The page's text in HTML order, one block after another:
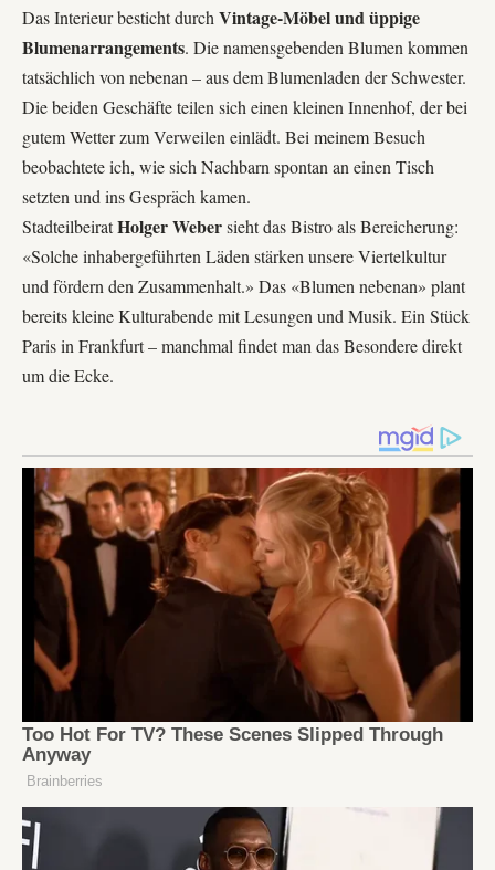
Das Interieur besticht durch Vintage-Möbel und üppige
Blumenarrangements. Die namensgebenden Blumen kommen
tatsächlich von nebenan – aus dem Blumenladen der Schwester.
Die beiden Geschäfte teilen sich einen kleinen Innenhof, der bei
gutem Wetter zum Verweilen einlädt. Bei meinem Besuch
beobachtete ich, wie sich Nachbarn spontan an einen Tisch
setzten und ins Gespräch kamen.
StadteilbeiratHolger Webersieht das Bistro als Bereicherung:
«Solche inhabergeführten Läden stärken unsere Viertelkultur
und fördern den Zusammenhalt.» Das «Blumen nebenan» plant
bereits kleineKulturabende mit Lesungen und Musik. Ein Stück
Paris in Frankfurt – manchmal findet man das Besondere direkt
um die Ecke.